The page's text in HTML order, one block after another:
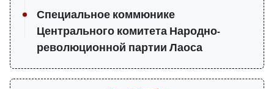
Специальное коммюнике
Центрального комитета Народно-
революционной партии Лаоса